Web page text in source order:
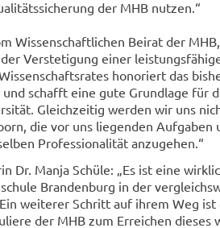
der MHB nut­zen.“
Wis­sen­schaft­li­chen Bei­rat der
Ver­ste­ti­gung einer
ho­no­riert das
schafft eine gute Grund­la­ge
Gleich­zei­tig wer­den wir uns
die vor uns lie­gen­den
Pro­fes­sio­na­li­tät an­zu­ge­hen.“
Dr. Manja Schü­le: „Es ist eine
Bran­den­burg in der
wei­te­rer Schritt auf ihrem Weg
der MHB zum Er­rei­chen